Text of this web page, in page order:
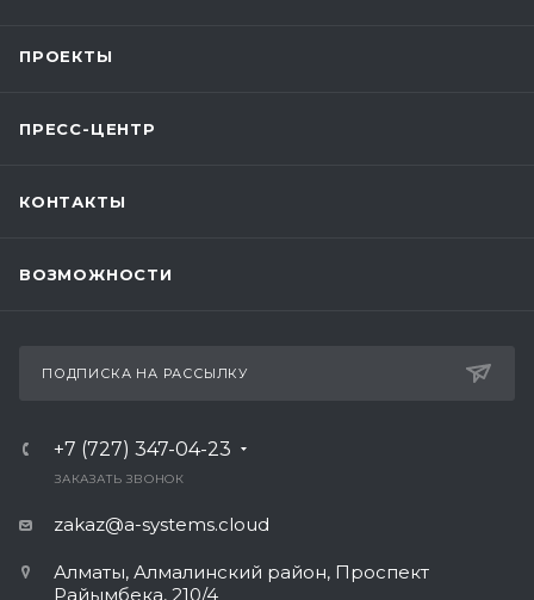
ПРОЕКТЫ
ПРЕСС-ЦЕНТР
КОНТАКТЫ
ВОЗМОЖНОСТИ
ПОДПИСКА НА РАССЫЛКУ
+7 (727) 347-04-23
ЗАКАЗАТЬ ЗВОНОК
zakaz@a-systems.cloud
Алматы, ​Алмалинский район, Проспект
Райымбека, 210/4